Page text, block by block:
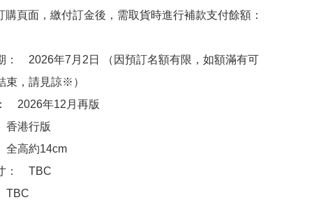
頁面，繳付訂金後，需取貨時進行補款支付餘額：
：　2026年7月2日 （因預訂名額有限，如額滿有可
束，請見諒※）
　2026年12月再版
香港行版
全高約14cm
：　TBC
TBC